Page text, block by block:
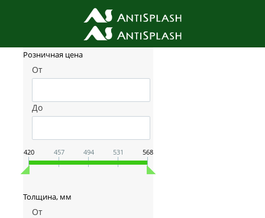
Фильтр товаров
Розничная цена
От
До
420 457 494 531 568
Толщина, мм
От